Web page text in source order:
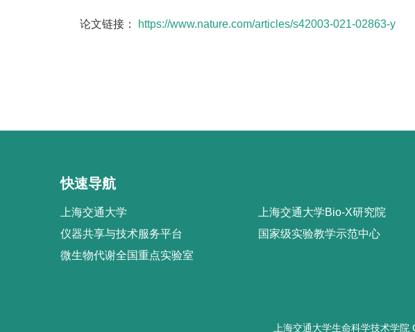
论文链接： https://www.nature.com/articles/s42003-021-02863-y
快速导航
上海交通大学
上海交通大学Bio-X研究院
仪器共享与技术服务平台
国家级实验教学示范中心
微生物代谢全国重点实验室
上海交通大学生命科学技术学